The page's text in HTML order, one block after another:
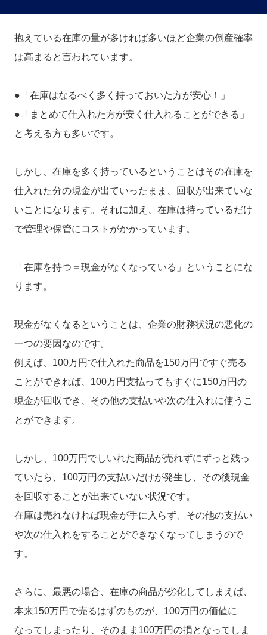
抱えている在庫の量が多ければ多いほど企業の倒産確率
は高まると言われています。
●「在庫はなるべく多く持っておいた方が安心！」
●「まとめて仕入れた方が安く仕入れることができる」
と考える方も多いです。
しかし、在庫を多く持っているということはその在庫を
仕入れた分の現金が出ていったまま、回収が出来ていな
いことになります。それに加え、在庫は持っているだけ
で管理や保管にコストがかかっています。
「在庫を持つ＝現金がなくなっている」ということにな
ります。
現金がなくなるということは、企業の財務状況の悪化の
一つの要因なのです。
例えば、100万円で仕入れた商品を150万円ですぐ売る
ことができれば、100万円支払ってもすぐに150万円の
現金が回収でき、その他の支払いや次の仕入れに使うこ
とができます。
しかし、100万円でしいれた商品が売れずにずっと残っ
ていたら、100万円の支払いだけが発生し、その後現金
を回収することが出来ていない状況です。
在庫は売れなければ現金が手に入らず、その他の支払い
や次の仕入れをすることができなくなってしまうので
す。
さらに、最悪の場合、在庫の商品が劣化してしまえば、
本来150万円で売るはずのものが、100万円の価値に
なってしまったり、そのまま100万円の損となってしま